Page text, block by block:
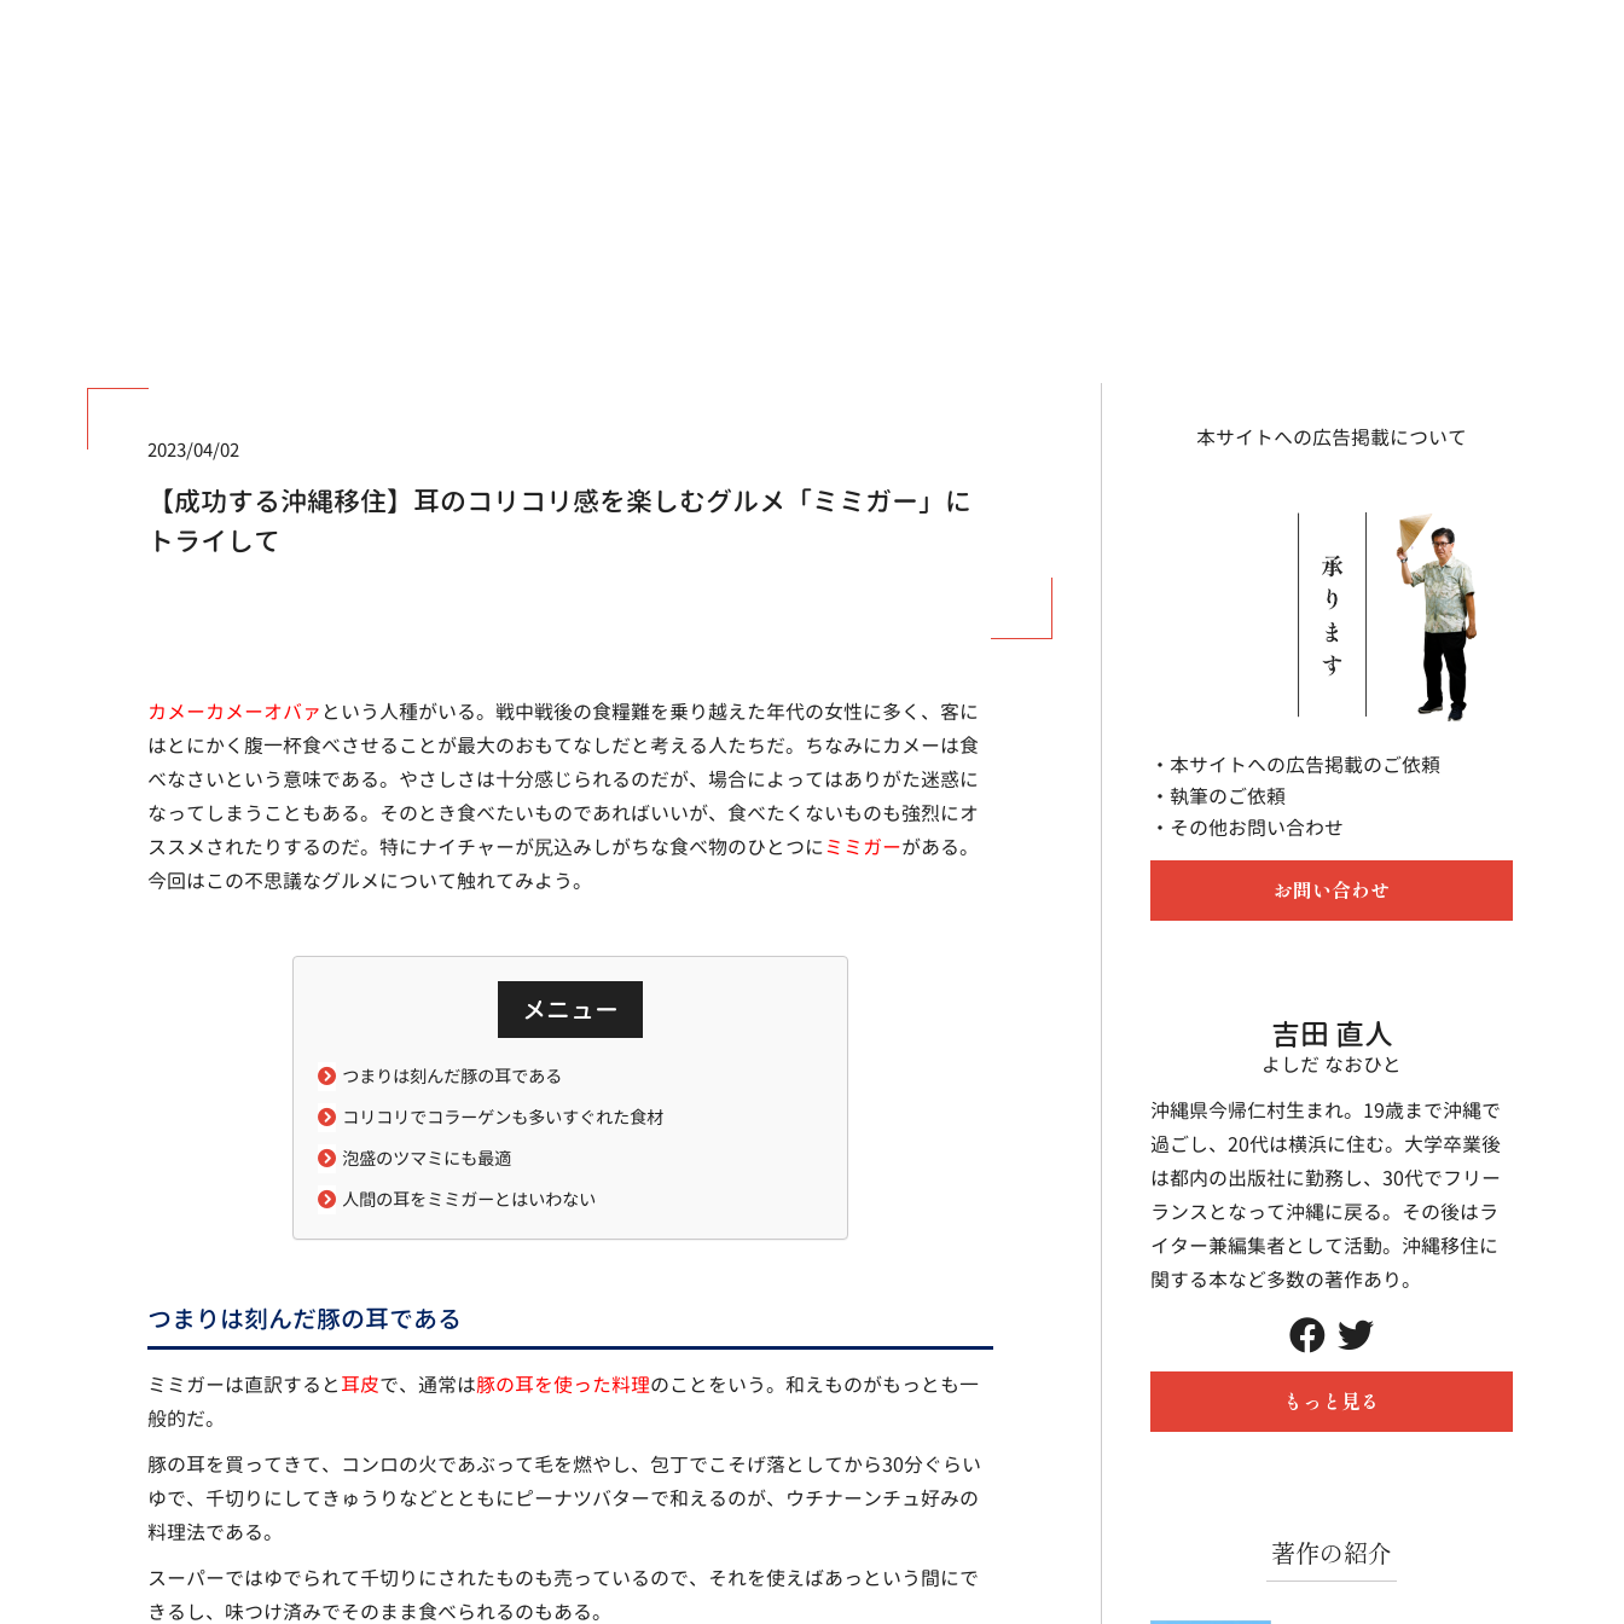
2023/04/02
【成功する沖縄移住】耳のコリコリ感を楽しむグルメ「ミミガー」に
トライして
カメーカメーオバァ という人種がいる。戦中戦後の食糧難を乗り越えた年代の女性に多く、客に
はとにかく腹一杯食べさせることが最大のおもてなしだと考える人たちだ。ちなみにカメーは食
べなさいという意味である。やさしさは十分感じられるのだが、場合によってはありがた迷惑に
なってしまうこともある。そのとき食べたいものであればいいが、食べたくないものも強烈にオ
ススメされたりするのだ。特にナイチャーが尻込みしがちな食べ物のひとつにミミガーがある。
今回はこの不思議なグルメについて触れてみよう。
メニュー
つまりは刻んだ豚の耳である
コリコリでコラーゲンも多いすぐれた食材
泡盛のツマミにも最適
人間の耳をミミガーとはいわない
つまりは刻んだ豚の耳である
ミミガーは直訳すると耳皮で、通常は豚の耳を使った料理のことをいう。和えものがもっとも一
般的だ。
豚の耳を買ってきて、コンロの火であぶって毛を燃やし、包丁でこそげ落としてから30分ぐらい
ゆで、千切りにしてきゅうりなどとともにピーナツバターで和えるのが、ウチナーンチュ好みの
料理法である。
スーパーではゆでられて千切りにされたものも売っているので、それを使えばあっという間にで
きるし、味つけ済みでそのまま食べられるのもある。
本サイトへの広告掲載について
・本サイトへの広告掲載のご依頼
・執筆のご依頼
・その他お問い合わせ
お問い合わせ
吉田 直人
よしだ なおひと
沖縄県今帰仁村生まれ。19歳まで沖縄で
過ごし、20代は横浜に住む。大学卒業後
は都内の出版社に勤務し、30代でフリー
ランスとなって沖縄に戻る。その後はラ
イター兼編集者として活動。沖縄移住に
関する本など多数の著作あり。
もっと見る
著作の紹介